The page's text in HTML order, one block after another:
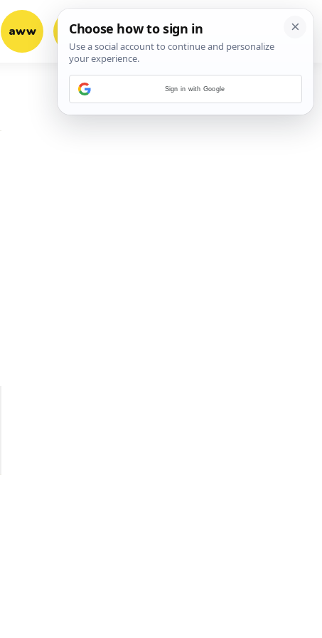
aww vrh! woot?!
Sign in with Google